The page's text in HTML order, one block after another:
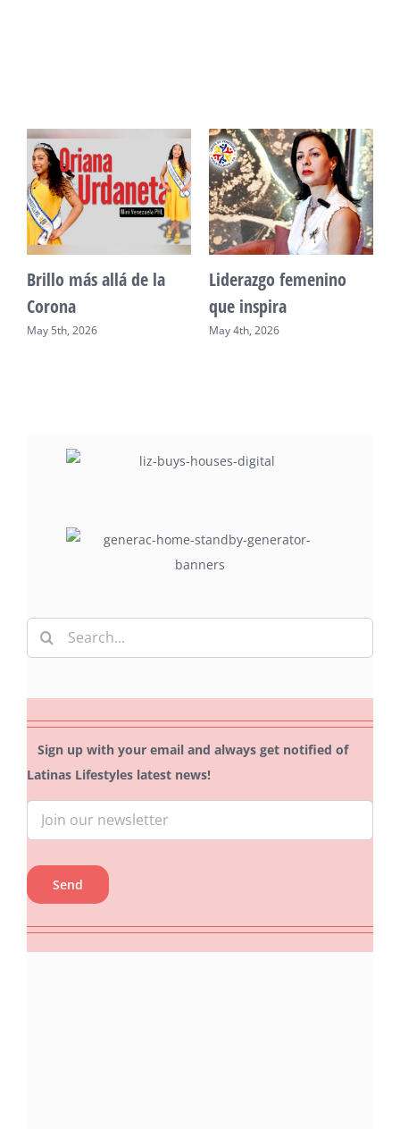
Unidad, cultura y
desarrollo comunitario
May 2nd, 2026
Sueño venezolano en
Philadelphia
May 7th, 2026
Search
for:
Sign up with your email and always get notified of
Latinas Lifestyles latest news!